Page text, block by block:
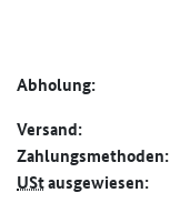
Abholung:
Versand:
Zahlungs­methoden:
UStausgewiesen: